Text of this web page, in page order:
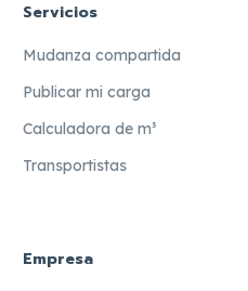
Servicios
Mudanza compartida
Publicar mi carga
Calculadora de m³
Transportistas
Empresa